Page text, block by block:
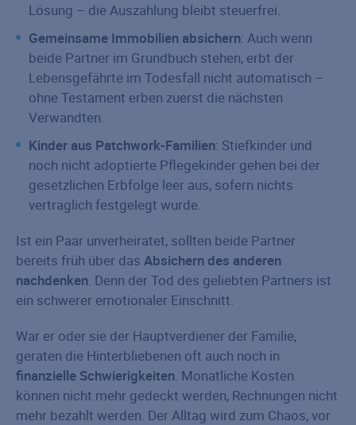
Lösung – die Auszahlung bleibt steuerfrei.
Gemeinsame Immobilien absichern: Auch wenn
beide Partner im Grundbuch stehen, erbt der
Lebensgefährte im Todesfall nicht automatisch –
ohne Testament erben zuerst die nächsten
Verwandten.
Kinder aus Patchwork-Familien: Stiefkinder und
noch nicht adoptierte Pflegekinder gehen bei der
gesetzlichen Erbfolge leer aus, sofern nichts
vertraglich festgelegt wurde.
Ist ein Paar unverheiratet, sollten beide Partner
bereits früh über das Absichern des anderen
nachdenken. Denn der Tod des geliebten Partners ist
ein schwerer emotionaler Einschnitt.
War er oder sie der Hauptverdiener der Familie,
geraten die Hinterbliebenen oft auch noch in
finanzielle Schwierigkeiten. Monatliche Kosten
können nicht mehr gedeckt werden, Rechnungen nicht
mehr bezahlt werden. Der Alltag wird zum Chaos, vor